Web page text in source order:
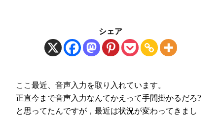
シェア
ここ最近、音声入力を取り入れています。
正直今まで音声入力なんてかえって手間掛かるだろ?
と思ってたんですが，最近は状況が変わってきまし